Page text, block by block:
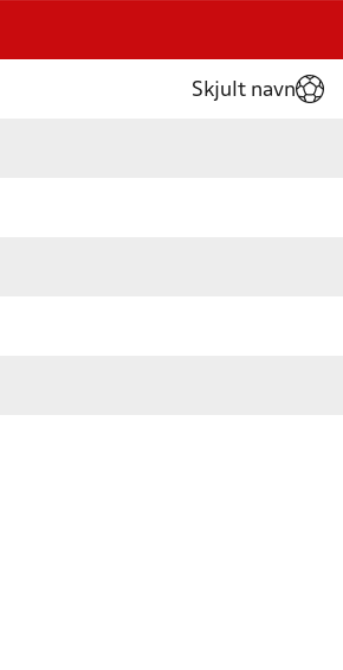
Skjult navn